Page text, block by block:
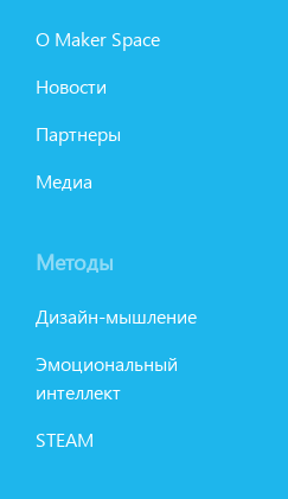
О Maker Space
Новости
Партнеры
Медиа
Методы
Дизайн-мышление
Эмоциональный
интеллект
STEАM